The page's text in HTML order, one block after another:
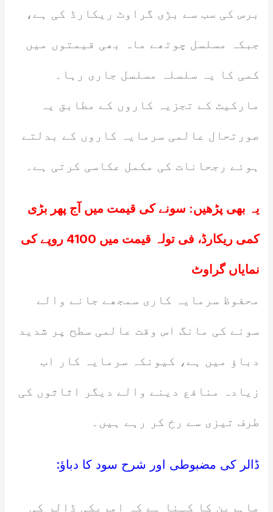
برس کی سب سے بڑی گراوٹ ریکارڈ کی ہے،
جبکہ مسلسل چوتھے ماہ بھی قیمتوں میں
کمی کا یہ سلسلہ مسلسل جاری رہا۔
مارکیٹ کے تجزیہ کاروں کے مطابق یہ
صورتحال عالمی سرمایہ کاروں کے بدلتے
ہوئے رجحانات کی مکمل عکاسی کرتی ہے۔
یہ بھی پڑھیں: سونے کی قیمت میں آج پھر بڑی
کمی ریکارڈ، فی تولہ قیمت میں 4100 روپے کی
نمایاں گراوٹ
محفوظ سرمایہ کاری سمجھے جانے والے
سونے کی مانگ اس وقت عالمی سطح پر شدید
دباؤ میں ہے، کیونکہ سرمایہ کار اب
زیادہ منافع دینے والے دیگر اثاثوں کی
طرف تیزی سے رخ کر رہے ہیں۔
ڈالر کی مضبوطی اور شرح سود کا دباؤ:
ماہرین کا کہنا ہے کہ امریکی ڈالر کی